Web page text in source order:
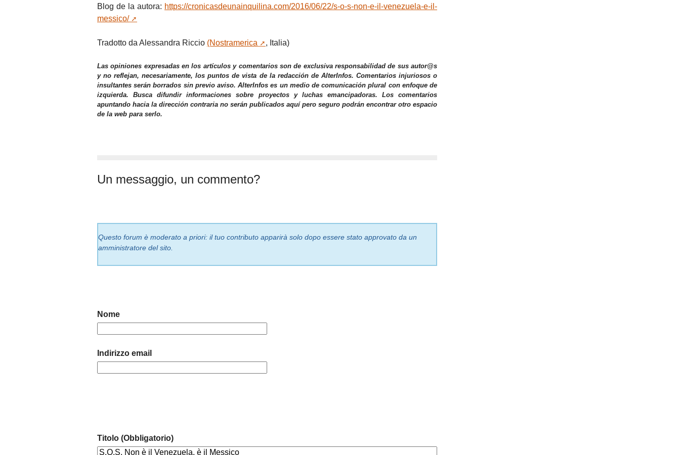
Blog de la autora: https://cronicasdeunainquilina.com/2016/06/22/s-o-s-non-e-il-venezuela-e-il-
messico/
Tradotto da Alessandra Riccio (Nostramerica , Italia)
Las opiniones expresadas en los artículos y comentarios son de exclusiva responsabilidad de sus autor@s
y no reflejan, necesariamente, los puntos de vista de la redacción de AlterInfos. Comentarios injuriosos o
insultantes serán borrados sin previo aviso. AlterInfos es un medio de comunicación plural con enfoque de
izquierda. Busca difundir informaciones sobre proyectos y luchas emancipadoras. Los comentarios
apuntando hacia la dirección contraria no serán publicados aquí pero seguro podrán encontrar otro espacio
de la web para serlo.
Un messaggio, un commento?
Questo forum è moderato a priori: il tuo contributo apparirà solo dopo essere stato approvato da un
amministratore del sito.
Nome
Indirizzo email
Titolo (Obbligatorio)